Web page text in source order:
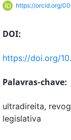
https://orcid.org/
DOI:
https://doi.org/
Palavras-chave:
ultradireita,
legislativa